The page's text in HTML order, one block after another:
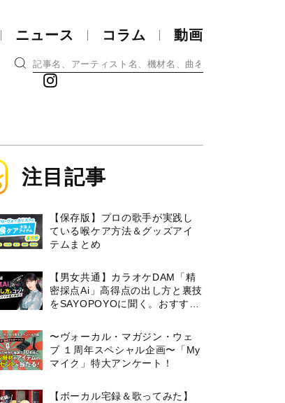
ニュース コラム 動画
注目記事
【保存版】プロの歌手が実践し
ている喉ケア⽅法＆グッズアイ
テムまとめ
【男女共通】カラオケDAM「精
密採点Ai」高得点の出し方と裏技
をSAYOPOYOに聞く。おすすめ
〜ヴォーカル・マガジン・ウェ
ブ １周年スペシャル企画〜「My
マイク」特大アンケート！
【ボーカル宅録＆歌ってみた】